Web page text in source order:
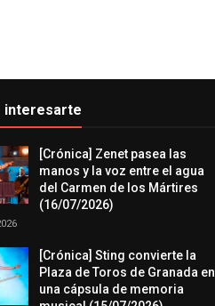
interesarte
[Crónica] Zenet pasea las
manos y la voz entre el agua
del Carmen de los Mártires
(16/07/2026)
[Crónica] Sting convierte la
Plaza de Toros de Granada en
una cápsula de memoria